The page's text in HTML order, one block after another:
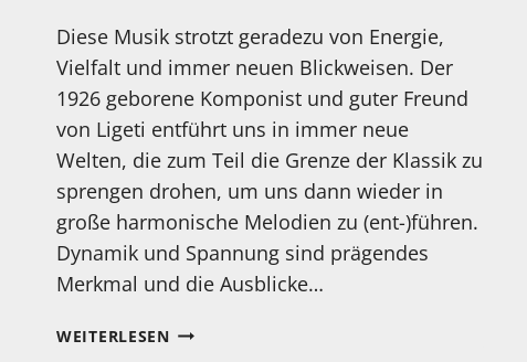
Diese Musik strotzt geradezu von Energie,
Vielfalt und immer neuen Blickweisen. Der
1926 geborene Komponist und guter Freund
von Ligeti entführt uns in immer neue
Welten, die zum Teil die Grenze der Klassik zu
sprengen drohen, um uns dann wieder in
große harmonische Melodien zu (ent-)führen.
Dynamik und Spannung sind prägendes
Merkmal und die Ausblicke…
WEITERLESENMEIN